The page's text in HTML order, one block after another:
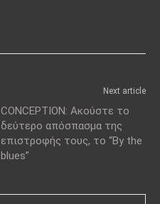
Next article
CONCEPTION: Ακούστε το
δεύτερο απόσπασμα της
επιστροφής τους, το “By the
blues”